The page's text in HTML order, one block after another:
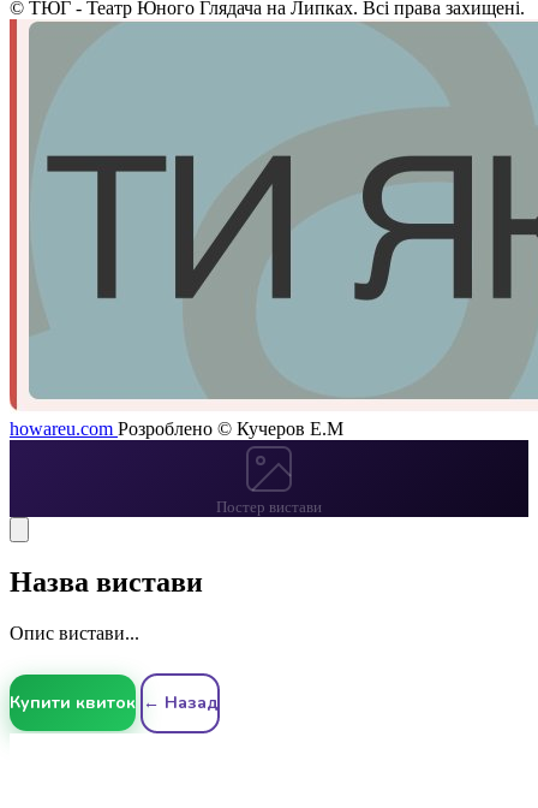
© ТЮГ - Театр Юного Глядача на Липках. Всі права захищені.
howareu.com Розроблено © Кучеров Е.М
Постер вистави
Назва вистави
Опис вистави...
Купити квиток ← Назад